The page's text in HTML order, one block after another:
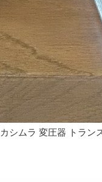
カシムラ 変圧器 トラン